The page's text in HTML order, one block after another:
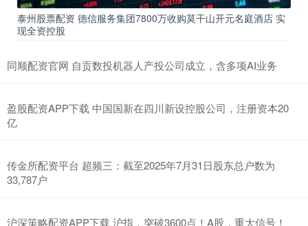
泰州股票配资 德信服务集团7800万收购莫干山开元名庭酒店 实
现全资控股
同顺配资官网 自贡数投机器人产投公司成立，含多项AI业务
盈股配资APP下载 中国国新在四川新设控股公司，注册资本20
亿
传金所配资平台 超频三：截至2025年7月31日股东总户数为
33,787户
沪深策略配资APP下载 沪指，突破3600点！A股，重大信号！